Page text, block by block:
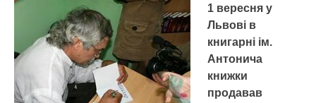
1 вересня у
Львові в
книгарні ім.
Антонича
книжки
продавав